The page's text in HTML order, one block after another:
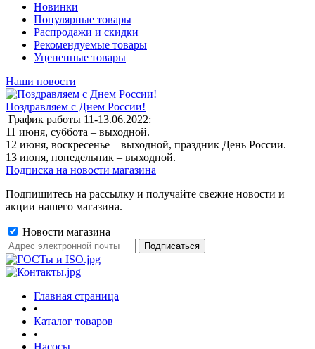
Новинки
Популярные товары
Распродажи и скидки
Рекомендуемые товары
Уцененные товары
Наши новости
Поздравляем с Днем России!
График работы 11-13.06.2022:
11 июня, суббота – выходной.
12 июня, воскресенье – выходной, праздник День России.
13 июня, понедельник – выходной.
Подписка на новости магазина
Подпишитесь на рассылку и получайте свежие новости и
акции нашего магазина.
Новости магазина
Главная страница
•
Каталог товаров
•
Насосы